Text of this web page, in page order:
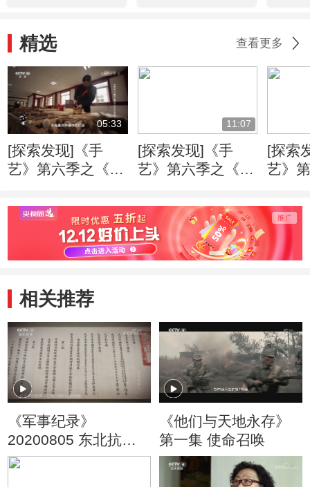
精选 查看更多
05:33
[探索发现]《手
艺》第六季之《万
木雕的制作环节
11:07
[探索发现]《手
艺》第六季之《姑
塑模的过程
[探索
艺》
如何
后的
相关推荐
《军事纪录》
20200805 东北抗联
第一集 暗夜星火
《他们与天地永存》
第一集 使命召唤